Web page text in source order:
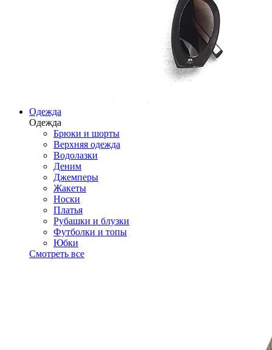
Одежда
Одежда
Брюки и шорты
Верхняя одежда
Водолазки
Деним
Джемперы
Жакеты
Носки
Платья
Рубашки и блузки
Футболки и топы
Юбки
Смотреть все